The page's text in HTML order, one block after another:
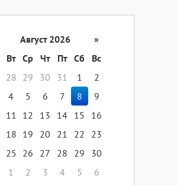
Август 2026
»
Вт Ср Чт Пт Сб
Вс
28 29 30 31 1
2
4 5 6 7 8
9
11 12 13 14 15
16
18 19 20 21 22
23
25 26 27 28 29
30
1 2 3 4 5 6